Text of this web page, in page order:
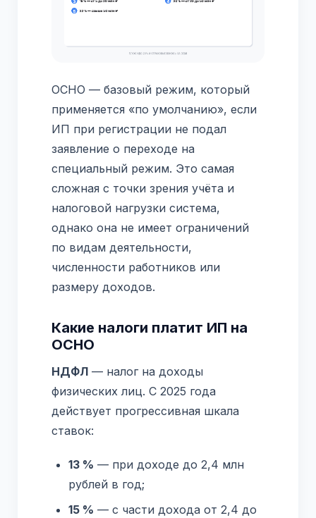
ОСНО — базовый режим, который
применяется «по умолчанию», если
ИП при регистрации не подал
заявление о переходе на
специальный режим. Это самая
сложная с точки зрения учёта и
налоговой нагрузки система,
однако она не имеет ограничений
по видам деятельности,
численности работников или
размеру доходов.
Какие налоги платит ИП на
ОСНО
НДФЛ — налог на доходы
физических лиц. С 2025 года
действует прогрессивная шкала
ставок:
13 % — при доходе до 2,4 млн
рублей в год;
15 % — с части дохода от 2,4 до